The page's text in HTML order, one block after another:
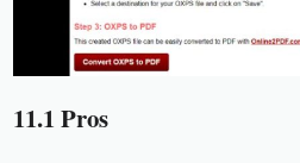
11.1 Pros